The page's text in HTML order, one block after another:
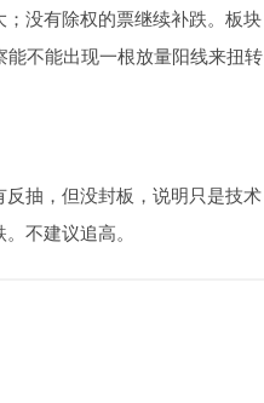
没有除权的票继续补跌。板块
不能出现一根放量阳线来扭转
抽，但没封板，说明只是技术
不建议追高。